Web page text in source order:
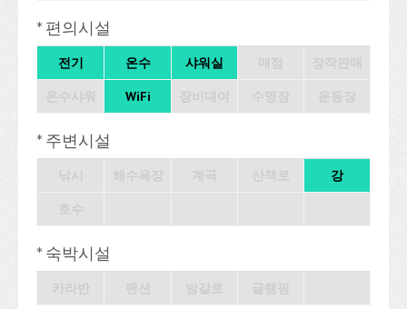
* 편의시설
전기 온수 샤워실
WiFi
* 주변시설
강
* 숙박시설